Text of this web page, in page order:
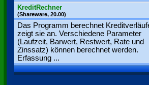
KreditRechner
(Shareware, 20.00)
Das Programm berechnet
zeigt sie an. Verschiedene Parameter
(Laufzeit, Barwert, Restwert, Rate und
Zinssatz) können berechnet werden.
Erfassung ...